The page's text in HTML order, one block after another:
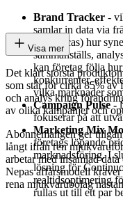
Brand Tracker -
samlar in data via
outsourcas) hur
sammanställs,
kan företag följa
konkurrenter,
vilka marknader
Campaign Pulse -
fokuserar på att
Marketing Mix
företags löpande
marknadsföring. I
lösning för
realtidsoptimering
rullas ut till ett par
Visa mer
Det klart största
som står för cirka 85% av
och analys kring
av olika kampanjer och
Abonnemangen ger
långt ifrån ren
arbetar med insamlad
Nepas affärsmodell
rena mjukvarubolag